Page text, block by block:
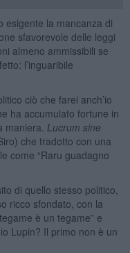
esigente la mancanza di
sfavorevole delle leggi
almeno ammissibili se
l’inguaribile
ciò che farei anch’io
ha accumulato fortune in
Lucrum sine
che tradotto con una
come “Raru guadagno
di quello stesso politico,
ricco sfondato, con la
è un tegame” e
Lupin? Il primo non è un